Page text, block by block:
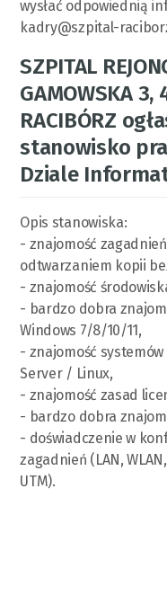
wysłać odpowiednią
kadry@szpital-
SZPITAL
GAMOWSKA 3,
RACIBÓRZ
stanowisko
Dziale
Opis stanowiska:
- znajomość
odtwarzaniem kopii
- znajomość
- bardzo dobra
Windows 7/8/10/11,
- znajomość
Server / Linux,
- znajomość zasad
- bardzo dobra
- doświadczenie w
zagadnień (LAN,
UTM).